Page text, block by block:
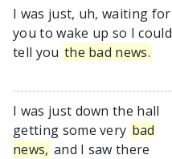
I was just, uh, waiting for
you to wake up so I could
tell you the bad news.
I was just down the hall
getting some very bad
news, and I saw there